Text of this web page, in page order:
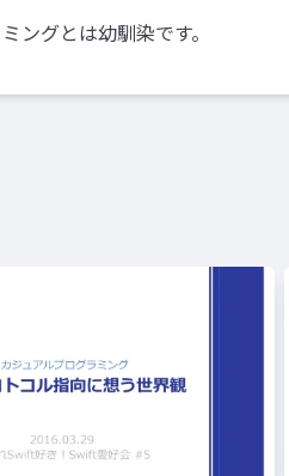
ングとは幼馴染です。